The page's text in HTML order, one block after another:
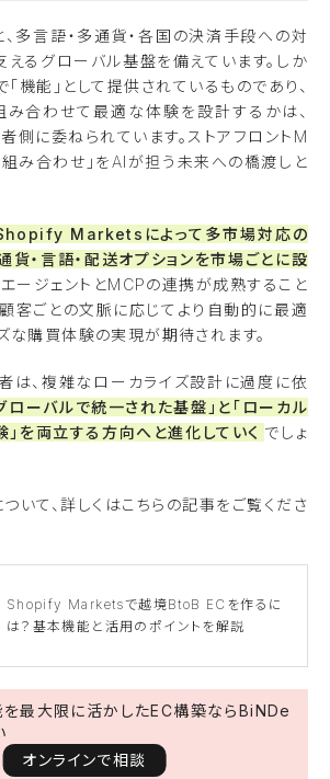
多言語・多通貨・各国の決済手段への対
えるグローバル基盤を備えています。しか
「機能」として提供されているものであり、
み合わせて最適な体験を設計するかは、
側に委ねられています。ストアフロントM
組み合わせ」をAIが担う未来への橋渡しと
Marketsによって多市場対応の
貨・言語・配送オプションを市場ごとに設
エージェントとMCPの連携が成熟すること
客ごとの文脈に応じてより自動的に最適
な購買体験の実現が期待されます。
は、複雑なローカライズ設計に過度に依
ローバルで統一された基盤」と「ローカル
を両立する方向へと進化していく でしょ
て、詳しくはこちらの記事をご覧くださ
Shopify Marketsで越境BtoB ECを作るに
は？基本機能と活用のポイントを解説
最大限に活かしたEC構築ならBiNDe
オンラインで相談